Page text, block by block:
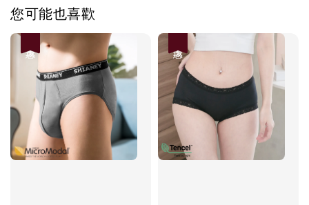
您可能也喜歡